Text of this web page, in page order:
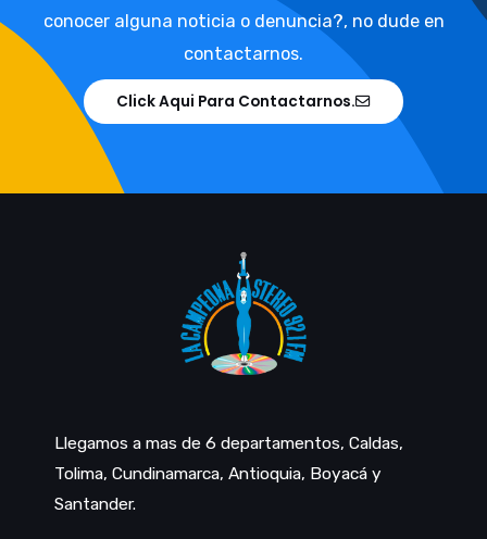
conocer alguna noticia o denuncia?, no dude en
contactarnos.
Click Aqui Para Contactarnos.
Llegamos a mas de 6 departamentos, Caldas,
Tolima, Cundinamarca, Antioquia, Boyacá y
Santander.